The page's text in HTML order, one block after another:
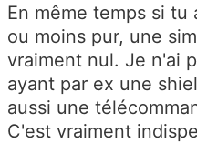
En même temps si
ou moins pur, une
vraiment nul. Je n'ai
ayant par ex une
aussi une
C'est vraiment